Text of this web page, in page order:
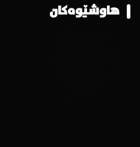
هاوشێوەکان